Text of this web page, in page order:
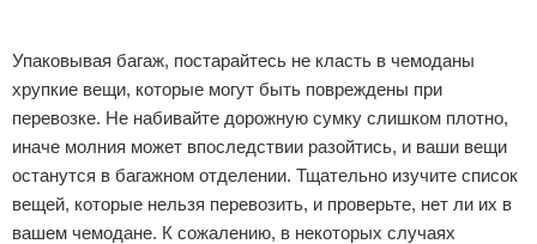
Турагенства
Экстримальный отдых
Разное про отдых
Упаковывая багаж, постарайтесь не класть в чемоданы
хрупкие вещи, которые могут быть повреждены при
перевозке. Не набивайте дорожную сумку слишком плотно,
иначе молния может впоследствии разойтись, и ваши вещи
останутся в багажном отделении. Тщательно изучите список
вещей, которые нельзя перевозить, и проверьте, нет ли их в
вашем чемодане. К сожалению, в некоторых случаях